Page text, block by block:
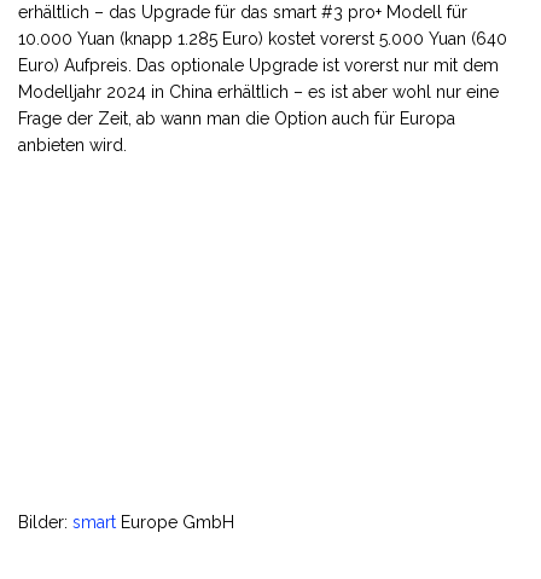
erhältlich – das Upgrade für das smart #3 pro+ Modell für
10.000 Yuan (knapp 1.285 Euro) kostet vorerst 5.000 Yuan (640
Euro) Aufpreis. Das optionale Upgrade ist vorerst nur mit dem
Modelljahr 2024 in China erhältlich – es ist aber wohl nur eine
Frage der Zeit, ab wann man die Option auch für Europa
anbieten wird.
Bilder: smart Europe GmbH